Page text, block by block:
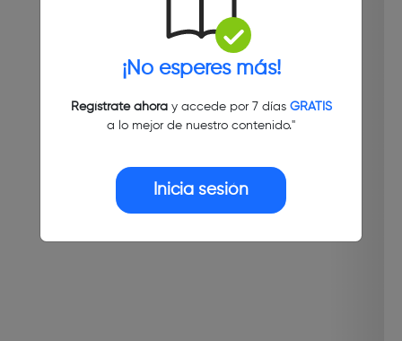
¡No esperes más!
Regístrate ahoray accede por 7 días GRATIS
a lo mejor de nuestro contenido."
Inicia sesión